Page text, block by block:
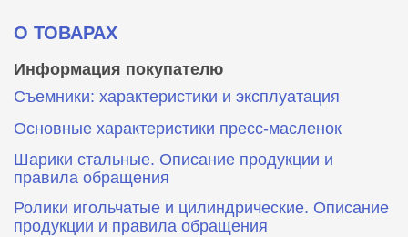
О ТОВАРАХ
Информация покупателю
Съемники: характеристики и эксплуатация
Основные характеристики пресс‑масленок
Шарики стальные. Описание продукции и
правила обращения
Ролики игольчатые и цилиндрические. Описание
продукции и правила обращения